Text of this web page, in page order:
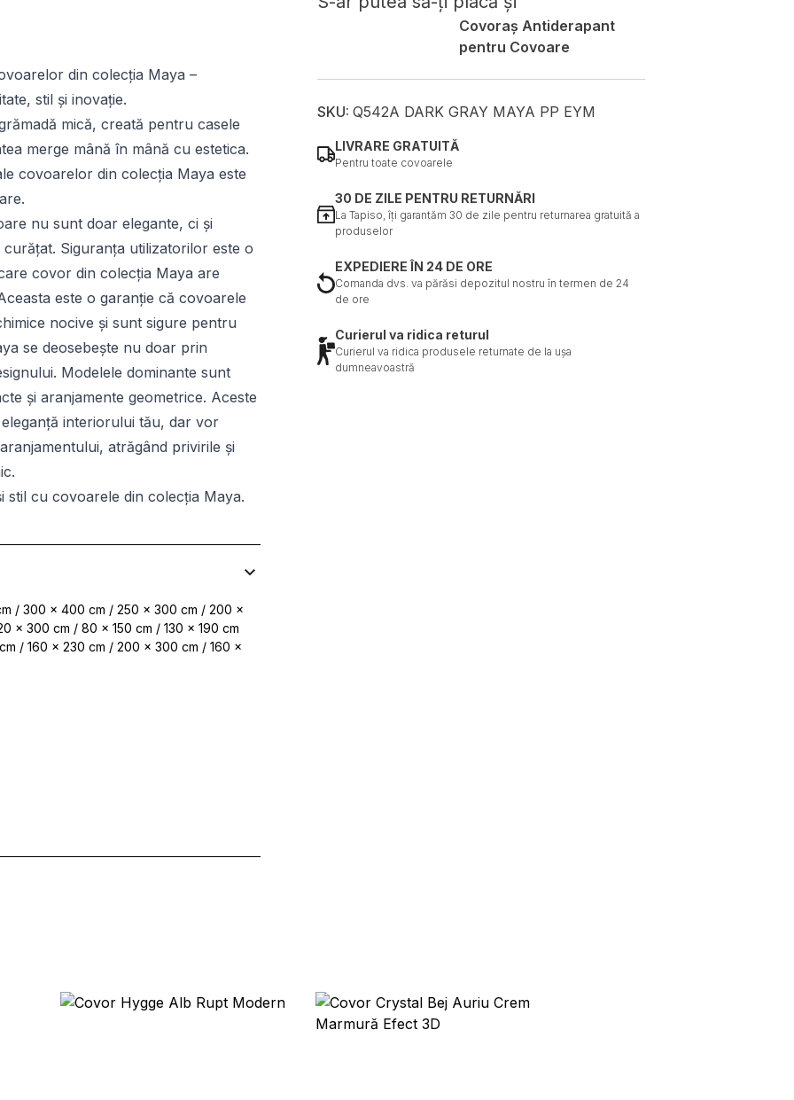
din colecția Maya –
stil și inovație.
mică, creată pentru casele
merge mână în mână cu estetica.
covoarelor din colecția Maya este
nu sunt doar elegante, ci și
Siguranța utilizatorilor este o
covor din colecția Maya are
este o garanție că covoarele
nocive și sunt sigure pentru
se deosebește nu doar prin
Modelele dominante sunt
și aranjamente geometrice. Aceste
interiorului tău, dar vor
atrăgând privirile și
cu covoarele din colecția Maya.
Covoraș Antiderapant
pentru Covoare
SKU: Q542A DARK GRAY MAYA PP EYM
LIVRARE GRATUITĂ
Pentru toate covoarele
30 DE ZILE PENTRU RETURNĂRI
La Tapiso, îți garantăm 30 de zile pentru returnarea gratuită a
produselor
EXPEDIERE ÎN 24 DE ORE
Comanda dvs. va părăsi depozitul nostru în termen de 24
de ore
Curierul va ridica returul
Curierul va ridica produsele returnate de la ușa
dumneavoastră
/ 300 x 400 cm / 250 x 300 cm / 200 x
x 300 cm / 80 x 150 cm / 130 x 190 cm
/ 160 x 230 cm / 200 x 300 cm / 160 x
conținutul și reclamele, pentru a oferi funcții sociale și pentru a analiza traficul pe